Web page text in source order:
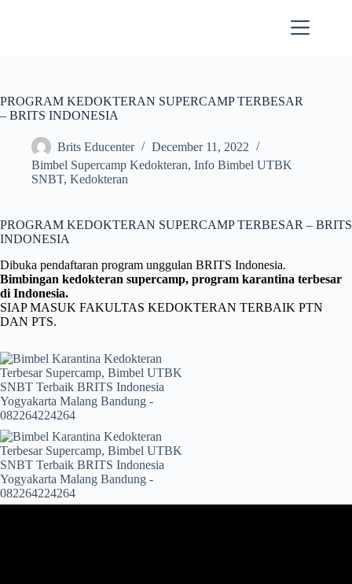
PROGRAM KEDOKTERAN SUPERCAMP TERBESAR
– BRITS INDONESIA
Brits Educenter
December 11, 2022
Bimbel Supercamp Kedokteran, Info Bimbel UTBK
SNBT, Kedokteran
PROGRAM KEDOKTERAN SUPERCAMP TERBESAR – BRITS
INDONESIA
Dibuka pendaftaran program unggulan BRITS Indonesia.
Bimbingan kedokteran supercamp, program karantina terbesar
di Indonesia.
SIAP MASUK FAKULTAS KEDOKTERAN TERBAIK PTN
DAN PTS.